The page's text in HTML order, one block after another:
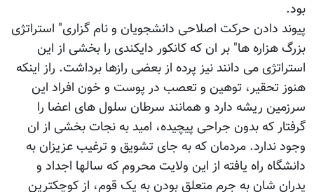
بود.
پیوند دادن حرکت اصلاحی دانشجویان و نام گزاری" استراتژی
بزرگ هزاره ها" بر ان که کانکور دایکندی را بخشی از این
استراتژی می دانند نیز پرده از بعضی رازها برداشت. راز اینکه
هنوز تحقیر، توهین و تعصب در پوست و خون افراد این
سرزمین ریشه دارد و همانند سرطان سلول های اعضا را
گرفتار که بدون جراحی پیچیده، امید به نجات بخشی از ان
وجود ندارد. مردمان که به جای تشویق و ترغیب عزیزان به
دانشگاه راه یافته از این ولایت محروم که سالها اجداد و
پدران شان به جرم متعلق بودن به یک قوم، از کوچکترین